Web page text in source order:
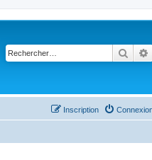
Inscription